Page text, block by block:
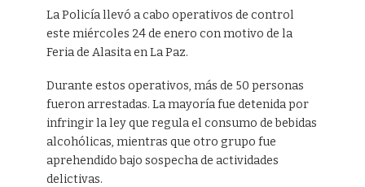
La Policía llevó a cabo operativos de control
este miércoles 24 de enero con motivo de la
Feria de Alasita en La Paz.
Durante estos operativos, más de 50 personas
fueron arrestadas. La mayoría fue detenida por
infringir la ley que regula el consumo de bebidas
alcohólicas, mientras que otro grupo fue
aprehendido bajo sospecha de actividades
delictivas.